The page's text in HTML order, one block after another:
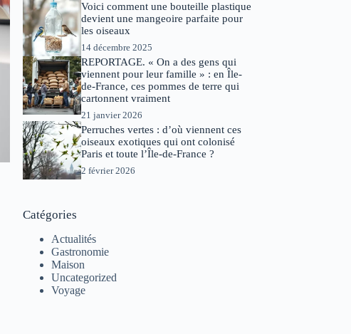
Voici comment une bouteille plastique
devient une mangeoire parfaite pour
les oiseaux
14 décembre 2025
REPORTAGE. « On a des gens qui
viennent pour leur famille » : en Île-
de-France, ces pommes de terre qui
cartonnent vraiment
21 janvier 2026
Perruches vertes : d’où viennent ces
oiseaux exotiques qui ont colonisé
Paris et toute l’Île-de-France ?
2 février 2026
Catégories
Actualités
Gastronomie
Maison
Uncategorized
Voyage